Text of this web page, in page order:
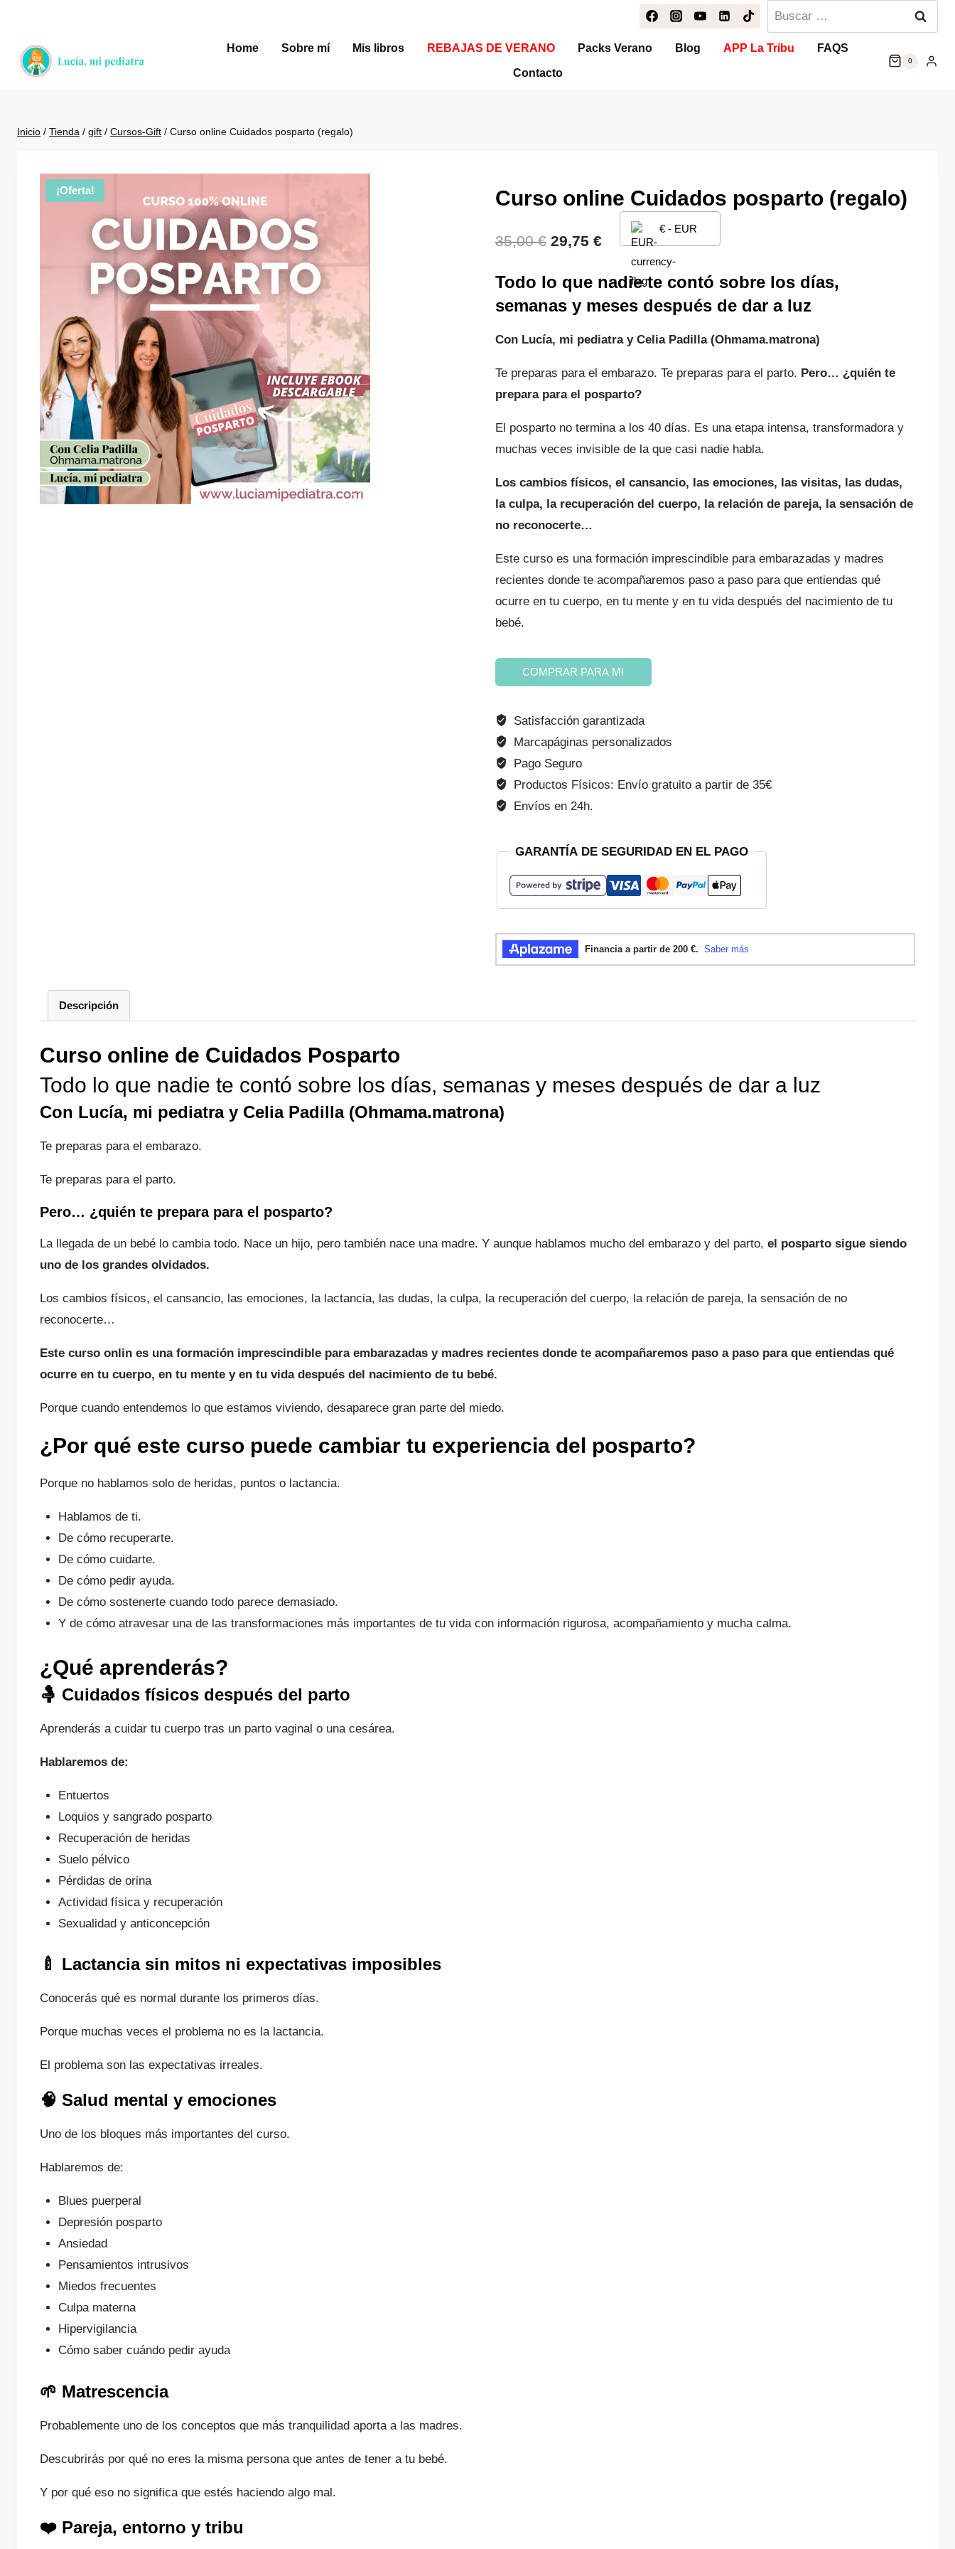
contenido
Buscar:
Home Sobre mí Mis libros REBAJAS DE VERANO Packs Verano Blog APP La Tribu FAQS
Contacto
0
Inicio / Tienda / gift / Cursos-Gift / Curso online Cuidados posparto (regalo)
¡Oferta! Curso online Cuidados posparto (regalo)
35,00€ El
original
35,00 €.
29,75 €El
precio
29,75 €.
€ - EUR
Todo lo que nadie te contó sobre los días,
semanas y meses después de dar a luz
Con Lucía, mi pediatra y Celia Padilla (Ohmama.matrona)
Te preparas para el embarazo. Te preparas para el parto. Pero… ¿quién te
prepara para el posparto?
El posparto no termina a los 40 días. Es una etapa intensa, transformadora y
muchas veces invisible de la que casi nadie habla.
Los cambios físicos, el cansancio, las emociones, las visitas, las dudas,
la culpa, la recuperación del cuerpo, la relación de pareja, la sensación de
no reconocerte…
Este curso es una formación imprescindible para embarazadas y madres
recientes donde te acompañaremos paso a paso para que entiendas qué
ocurre en tu cuerpo, en tu mente y en tu vida después del nacimiento de tu
bebé.
Curso
online
cantidad
COMPRAR PARA MI
Satisfacción garantizada
Marcapáginas personalizados
Pago Seguro
Productos Físicos: Envío gratuito a partir de 35€
Envíos en 24h.
GARANTÍA DE SEGURIDAD EN EL PAGO
Descripción
Curso online de Cuidados Posparto
Todo lo que nadie te contó sobre los días, semanas y meses después de dar a luz
Con Lucía, mi pediatra y Celia Padilla (Ohmama.matrona)
Te preparas para el embarazo.
Te preparas para el parto.
Pero… ¿quién te prepara para el posparto?
La llegada de un bebé lo cambia todo. Nace un hijo, pero también nace una madre. Y aunque hablamos mucho del embarazo y del parto, el posparto sigue siendo
uno de los grandes olvidados.
Los cambios físicos, el cansancio, las emociones, la lactancia, las dudas, la culpa, la recuperación del cuerpo, la relación de pareja, la sensación de no
reconocerte…
Este curso onlin es una formación imprescindible para embarazadas y madres recientes donde te acompañaremos paso a paso para que entiendas qué
ocurre en tu cuerpo, en tu mente y en tu vida después del nacimiento de tu bebé.
Porque cuando entendemos lo que estamos viviendo, desaparece gran parte del miedo.
¿Por qué este curso puede cambiar tu experiencia del posparto?
Porque no hablamos solo de heridas, puntos o lactancia.
Hablamos de ti.
De cómo recuperarte.
De cómo cuidarte.
De cómo pedir ayuda.
De cómo sostenerte cuando todo parece demasiado.
Y de cómo atravesar una de las transformaciones más importantes de tu vida con información rigurosa, acompañamiento y mucha calma.
¿Qué aprenderás?
🤱 Cuidados físicos después del parto
Aprenderás a cuidar tu cuerpo tras un parto vaginal o una cesárea.
Hablaremos de:
Entuertos
Loquios y sangrado posparto
Recuperación de heridas
Suelo pélvico
Pérdidas de orina
Actividad física y recuperación
Sexualidad y anticoncepción
🍼 Lactancia sin mitos ni expectativas imposibles
Conocerás qué es normal durante los primeros días.
Porque muchas veces el problema no es la lactancia.
El problema son las expectativas irreales.
🧠 Salud mental y emociones
Uno de los bloques más importantes del curso.
Hablaremos de:
Blues puerperal
Depresión posparto
Ansiedad
Pensamientos intrusivos
Miedos frecuentes
Culpa materna
Hipervigilancia
Cómo saber cuándo pedir ayuda
🌱 Matrescencia
Probablemente uno de los conceptos que más tranquilidad aporta a las madres.
Descubrirás por qué no eres la misma persona que antes de tener a tu bebé.
Y por qué eso no significa que estés haciendo algo mal.
❤️ Pareja, entorno y tribu